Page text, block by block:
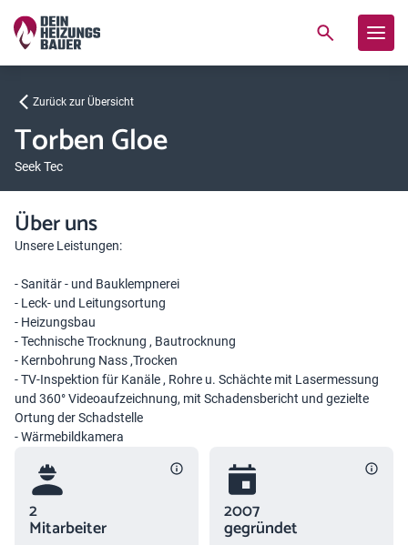
Zurück zur Übersicht
Torben Gloe
Seek Tec
Über uns
Unsere Leistungen:
- Sanitär - und Bauklempnerei
- Leck- und Leitungsortung
- Heizungsbau
- Technische Trocknung , Bautrocknung
- Kernbohrung Nass ,Trocken
- TV-Inspektion für Kanäle , Rohre u. Schächte mit Lasermessung
und 360° Videoaufzeichnung, mit Schadensbericht und gezielte
Ortung der Schadstelle
- Wärmebildkamera
2
Mitarbeiter
2007
gegründet